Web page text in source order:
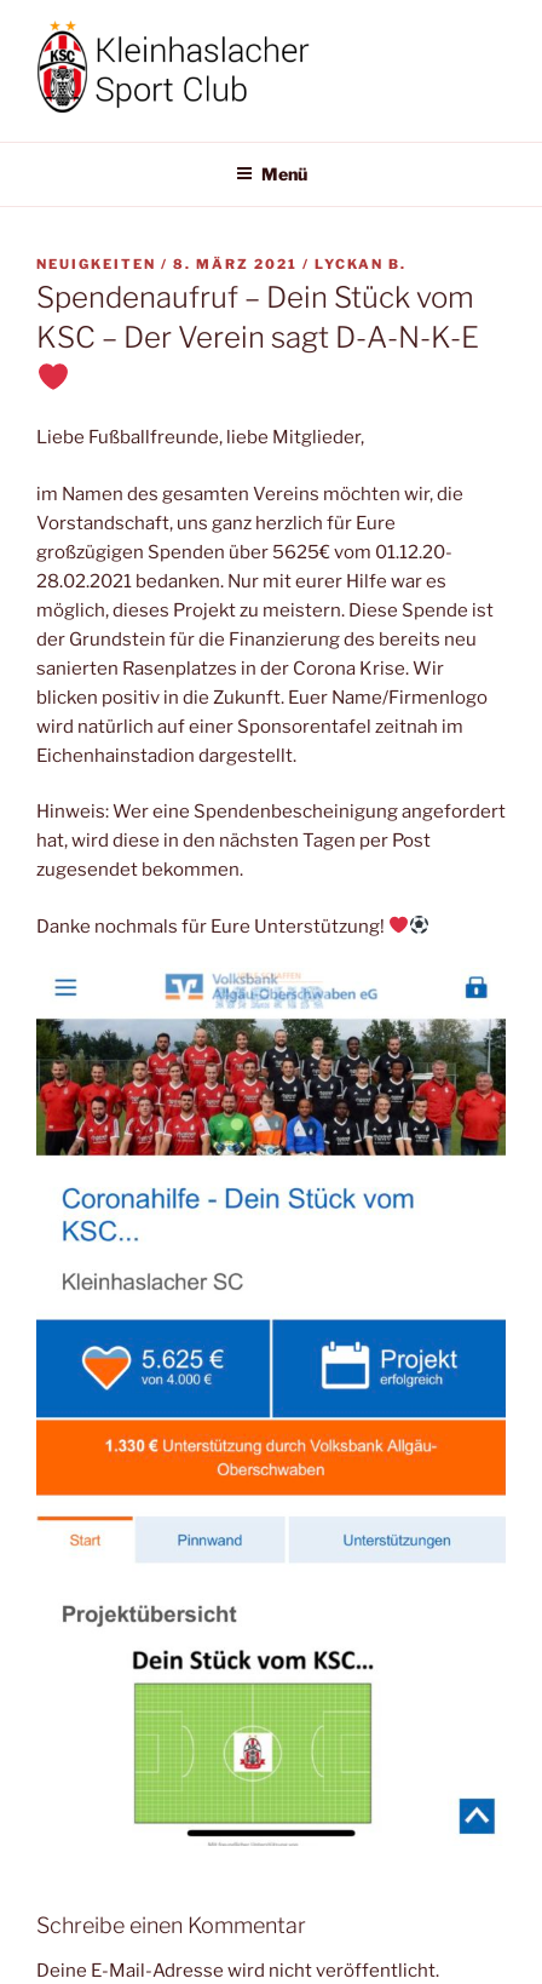
Inhalt
springen
KLEINHASLACHER-SC
Menü
NEUIGKEITEN / VERÖFFENTLICHT
AM
8. MÄRZ 2021 / LYCKAN B.
Spendenaufruf – Dein Stück vom
KSC – Der Verein sagt D-A-N-K-E
Liebe Fußballfreunde, liebe Mitglieder,
im Namen des gesamten Vereins möchten wir, die
Vorstandschaft, uns ganz herzlich für Eure
großzügigen Spenden über 5625€ vom 01.12.20-
28.02.2021 bedanken. Nur mit eurer Hilfe war es
möglich, dieses Projekt zu meistern. Diese Spende ist
der Grundstein für die Finanzierung des bereits neu
sanierten Rasenplatzes in der Corona Krise. Wir
blicken positiv in die Zukunft. Euer Name/Firmenlogo
wird natürlich auf einer Sponsorentafel zeitnah im
Eichenhainstadion dargestellt.
Hinweis: Wer eine Spendenbescheinigung angefordert
hat, wird diese in den nächsten Tagen per Post
zugesendet bekommen.
Danke nochmals für Eure Unterstützung!
Schreibe einen Kommentar
Deine E-Mail-Adresse wird nicht veröffentlicht.